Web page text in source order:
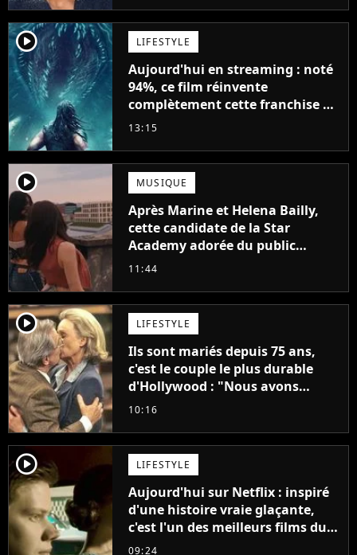
player2 LIFESTYLE
Aujourd'hui en streaming : noté
94%, ce film réinvente
complètement cette franchise de
science-fiction vieille de 40 ans
13:15
player2 MUSIQUE
Après Marine et Helena Bailly,
cette candidate de la Star
Academy adorée du public
annonce son premier album,
11:44
player2 LIFESTYLE
Ils sont mariés depuis 75 ans,
c'est le couple le plus durable
d'Hollywood : "Nous avons
avancé jour après jour, et les
décennies"
10:16
player2 LIFESTYLE
Aujourd'hui sur Netflix : inspiré
d'une histoire vraie glaçante,
c'est l'un des meilleurs films du
21ème siècle
09:24